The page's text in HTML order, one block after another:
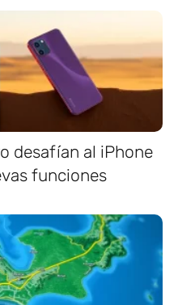
desafían al iPhone
funciones